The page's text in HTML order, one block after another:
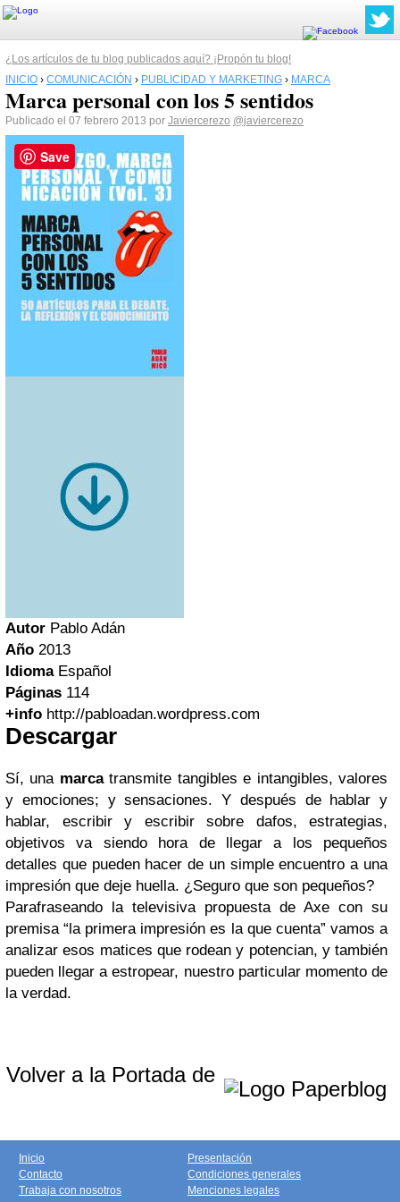
¿Los artículos de tu blog publicados aquí? ¡Propón tu blog!
INICIO › COMUNICACIÓN › PUBLICIDAD Y MARKETING › MARCA
Marca personal con los 5 sentidos
Publicado el 07 febrero 2013 por Javiercerezo @javiercerezo
Autor Pablo Adán
Año 2013
IdiomaEspañol
Páginas 114
+info http://pabloadan.wordpress.com
Descargar
Sí, una marcatransmite tangibles e intangibles, valores
y emociones; y sensaciones. Y después de hablar y
hablar, escribir y escribir sobre dafos, estrategias,
objetivos va siendo hora de llegar a los pequeños
detalles que pueden hacer de un simple encuentro a una
impresión que deje huella. ¿Seguro que son pequeños?
Parafraseando la televisiva propuesta de Axe con su
premisa “la primera impresión es la que cuenta” vamos a
analizar esos matices que rodean y potencian, y también
pueden llegar a estropear, nuestro particular momento de
la verdad.
Volver a la Portada de
Inicio
Contacto
Trabaja con nosotros
Presentación
Condiciones generales
Menciones legales
Save